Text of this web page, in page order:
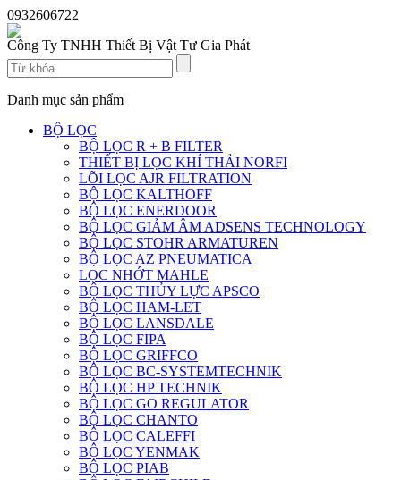
0932606722
Công Ty TNHH Thiết Bị Vật Tư Gia Phát
Danh mục sản phẩm
BỘ LỌC
BỘ LỌC R + B FILTER
THIẾT BỊ LỌC KHÍ THẢI NORFI
LÕI LỌC AJR FILTRATION
BỘ LỌC KALTHOFF
BỘ LỌC ENERDOOR
BỘ LỌC GIẢM ÂM ADSENS TECHNOLOGY
BỘ LỌC STOHR ARMATUREN
BỘ LỌC AZ PNEUMATICA
LỌC NHỚT MAHLE
BỘ LỌC THỦY LỰC APSCO
BỘ LỌC HAM-LET
BỘ LỌC LANSDALE
BỘ LỌC FIPA
BỘ LỌC GRIFFCO
BỘ LỌC BC-SYSTEMTECHNIK
BỘ LỌC HP TECHNIK
BỘ LỌC GO REGULATOR
BỘ LỌC CHANTO
BỘ LỌC CALEFFI
BỘ LỌC YENMAK
BỘ LỌC PIAB